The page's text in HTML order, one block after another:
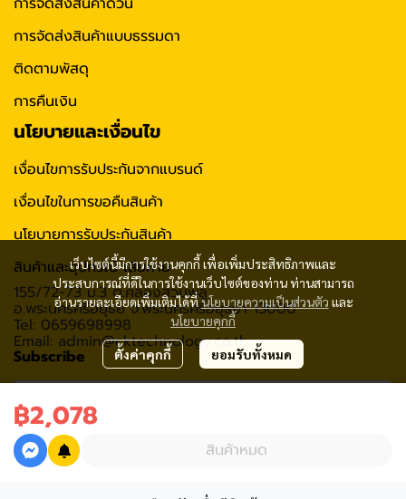
฿2,078
สินค้าหมด
เว็บไซต์นี้มีการใช้งานคุกกี้ เพื่อเพิ่มประสิทธิภาพและ
ประสบการณ์ที่ดีในการใช้งานเว็บไซต์ของท่าน ท่านสามารถ
อ่านรายละเอียดเพิ่มเติมได้ที่นโยบายความเป็นส่วนตัว และ
นโยบายคุกกี้
ตั้งค่าคุกกี้ ยอมรับทั้งหมด
การจัดส่งสินค้าแบบธรรมดา
ติดตามพัสดุ
การคืนเงิน
นโยบายและเงื่อนไข
เงื่อนไขการรับประกันจากแบรนด์
เงื่อนไขในการขอคืนสินค้า
นโยบายการรับประกันสินค้า
สินค้าและอุปกรณ์ เสียหาย
155/72-73 ม.3 ต.คลองสวนพลู
อ.พระนครศรีอยุธย จ.พระนครศรีอยุธยา 13000
Tel: 0659698998
Email: admin@cktechnology.co.th
Subscribe
รับข่าวสาร